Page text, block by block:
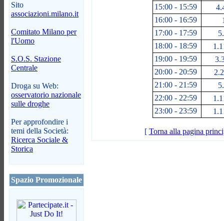
Sito
associazioni.milano.it
Comitato Milano per
l'Uomo
S.O.S. Stazione
Centrale
Droga su Web:
osservatorio nazionale
sulle droghe
Per approfondire i
temi della Società:
Ricerca Sociale &
Storica
Spazio Promozionale
15:00 - 15:59
16:00 - 16:59
17:00 - 17:59
18:00 - 18:59
19:00 - 19:59
20:00 - 20:59
21:00 - 21:59
22:00 - 22:59
23:00 - 23:59
[ Torna alla pagina